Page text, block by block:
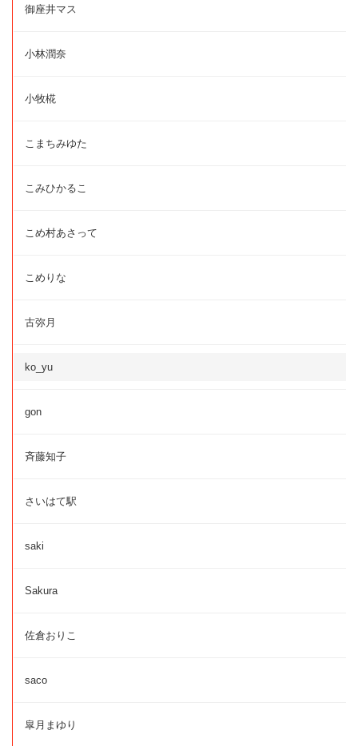
御座井マス
小林潤奈
小牧椛
こまちみゆた
こみひかるこ
こめ村あさって
こめりな
古弥月
ko_yu
gon
斉藤知子
さいはて駅
saki
Sakura
佐倉おりこ
saco
皐月まゆり